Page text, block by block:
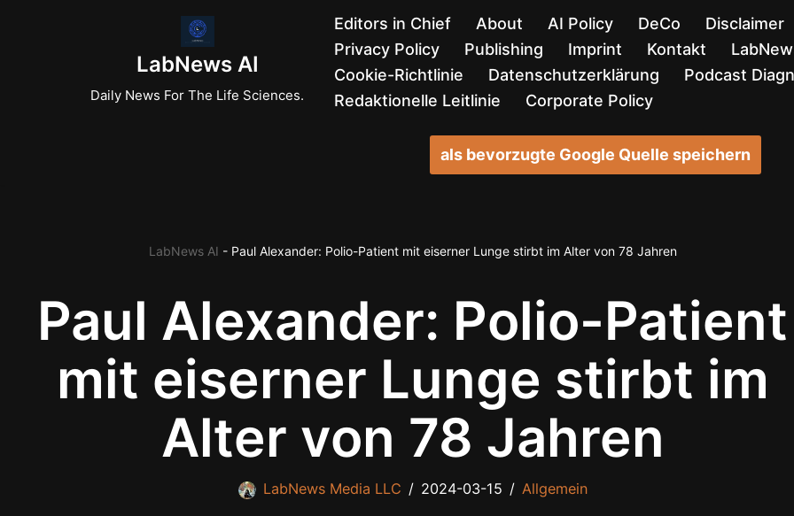
LabNews AI
Daily News For The Life Sciences.
Editors in Chief About AI Policy DeCo
Disclaimer
Privacy Policy
Publishing Imprint Kontakt
Cookie-Richtlinie
Datenschutzerklärung
Podcast
Redaktionelle Leitlinie
Corporate Policy
als bevorzugte Google Quelle speichern
LabNews AI - Paul Alexander: Polio-Patient mit eiserner Lunge stirbt im Alter von 78 Jahren
Paul Alexander: Polio-Patient
mit eiserner Lunge stirbt im
Alter von 78 Jahren
LabNews Media LLC 2024-03-15 Allgemein